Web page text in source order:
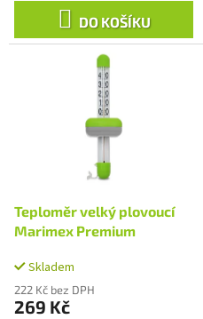
DO KOŠÍKU
Teploměr velký plovoucí
Marimex Premium
Skladem
222 Kč bez DPH
269 Kč